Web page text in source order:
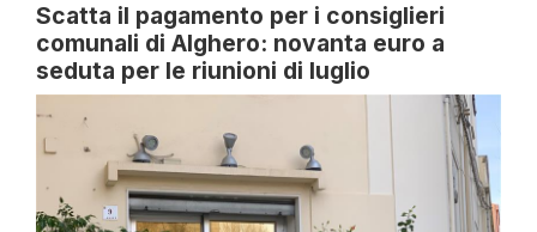
Scatta il pagamento per i consiglieri
comunali di Alghero: novanta euro a
seduta per le riunioni di luglio